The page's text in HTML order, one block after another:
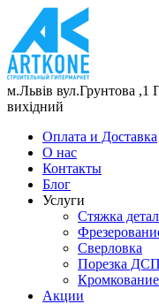
м.Львів вул.Грунтова ,1
вихідний
Оплата и Доставка
О нас
Контакты
Блог
Услуги
Стяжка
Сверловка
Порезка
Кромкование
Акции